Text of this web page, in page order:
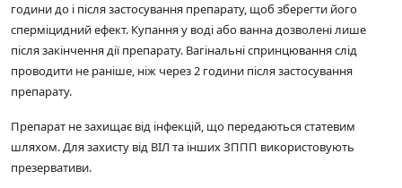
години до і після застосування препарату, щоб зберегти його
сперміцидний ефект. Купання у воді або ванна дозволені лише
після закінчення дії препарату. Вагінальні спринцювання слід
проводити не раніше, ніж через 2 години після застосування
препарату.
Препарат не захищає від інфекцій, що передаються статевим
шляхом. Для захисту від ВІЛ та інших ЗППП використовують
презервативи.